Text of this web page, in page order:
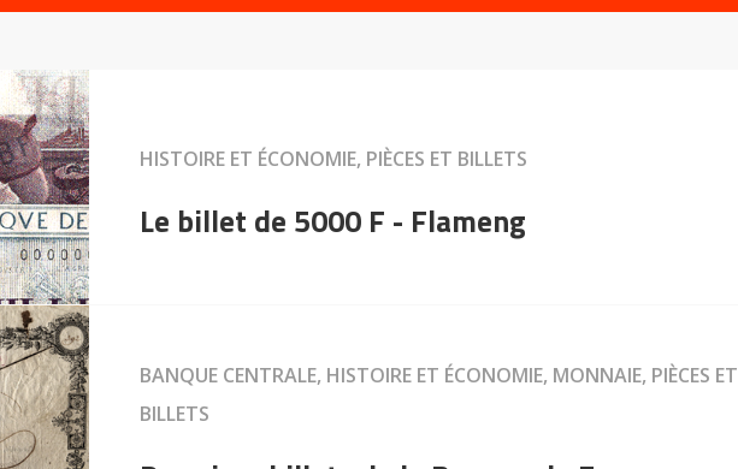
HISTOIRE ET ÉCONOMIE, PIÈCES ET BILLETS
Le billet de 5000 F - Flameng
BANQUE CENTRALE, HISTOIRE ET ÉCONOMIE, MONNAIE, PIÈCES ET
BILLETS